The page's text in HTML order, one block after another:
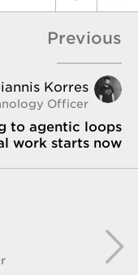
Previous
Korres
Officer
to agentic loops
work starts now